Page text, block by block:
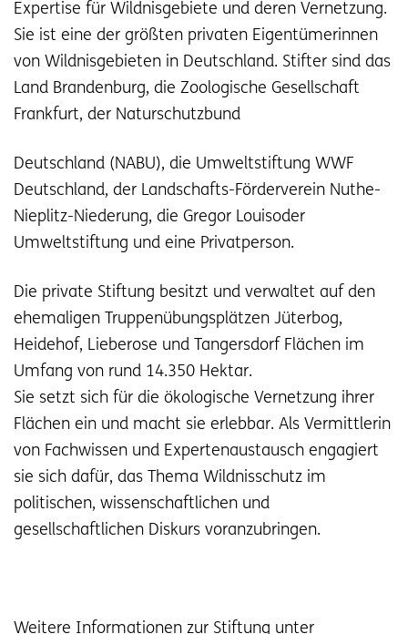
Expertise für Wildnisgebiete und deren Vernetzung.
Sie ist eine der größten privaten Eigentümerinnen
von Wildnisgebieten in Deutschland. Stifter sind das
Land Brandenburg, die Zoologische Gesellschaft
Frankfurt, der Naturschutzbund
Deutschland (NABU), die Umweltstiftung WWF
Deutschland, der Landschafts-Förderverein Nuthe-
Nieplitz-Niederung, die Gregor Louisoder
Umweltstiftung und eine Privatperson.
Die private Stiftung besitzt und verwaltet auf den
ehemaligen Truppenübungsplätzen Jüterbog,
Heidehof, Lieberose und Tangersdorf Flächen im
Umfang von rund 14.350 Hektar.
Sie setzt sich für die ökologische Vernetzung ihrer
Flächen ein und macht sie erlebbar. Als Vermittlerin
von Fachwissen und Expertenaustausch engagiert
sie sich dafür, das Thema Wildnisschutz im
politischen, wissenschaftlichen und
gesellschaftlichen Diskurs voranzubringen.
Weitere Informationen zur Stiftung unter